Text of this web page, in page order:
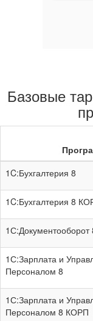
Базовые
1C:Бухгалтерия 8
1C:Бухгалтерия 8
1С:Документооборот
1С:Зарплата и
Персоналом 8
1С:Зарплата и
Персоналом 8 КОРП